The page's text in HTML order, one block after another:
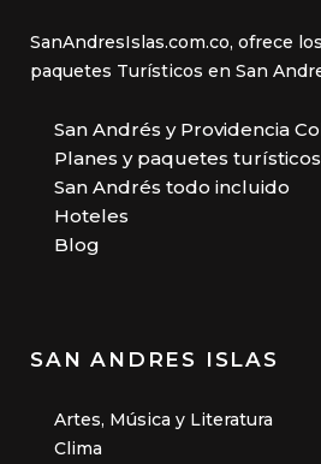
SanAndresIslas.com.co, ofrece
paquetes Turísticos en San
San Andrés y Providencia
Planes y paquetes turísticos
San Andrés todo incluido
Hoteles
Blog
SAN ANDRES ISLAS
Artes, Música y Literatura
Clima